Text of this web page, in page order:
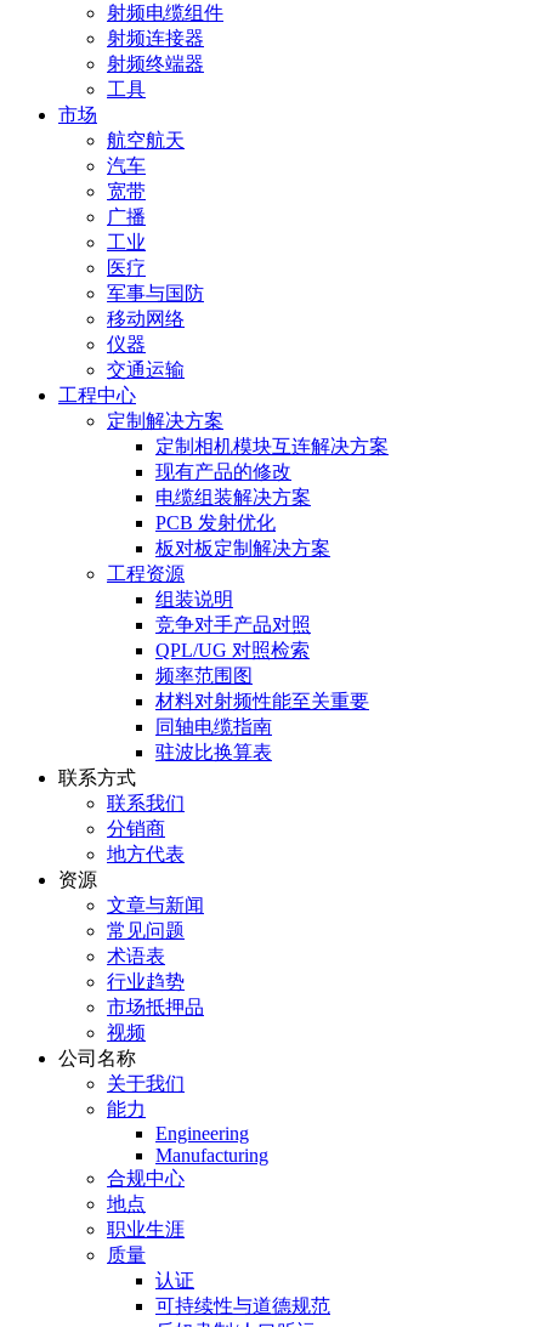
射频电缆组件
射频连接器
射频终端器
工具
市场
航空航天
汽车
宽带
广播
工业
医疗
军事与国防
移动网络
仪器
交通运输
工程中心
定制解决方案
定制相机模块互连解决方案
现有产品的修改
电缆组装解决方案
PCB 发射优化
板对板定制解决方案
工程资源
组装说明
竞争对手产品对照
QPL/UG 对照检索
频率范围图
材料对射频性能至关重要
同轴电缆指南
驻波比换算表
联系方式
联系我们
分销商
地方代表
资源
文章与新闻
常见问题
术语表
行业趋势
市场抵押品
视频
公司名称
关于我们
能力
Engineering
Manufacturing
合规中心
地点
职业生涯
质量
认证
可持续性与道德规范